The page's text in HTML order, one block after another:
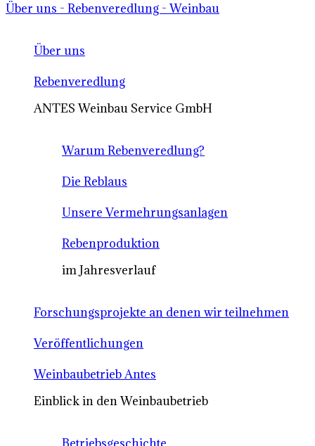
Über uns - Rebenveredlung - Weinbau
Über uns
Rebenveredlung
ANTES Weinbau Service GmbH
Warum Rebenveredlung?
Die Reblaus
Unsere Vermehrungsanlagen
Rebenproduktion
im Jahresverlauf
Forschungsprojekte an denen wir teilnehmen
Veröffentlichungen
Weinbaubetrieb Antes
Einblick in den Weinbaubetrieb